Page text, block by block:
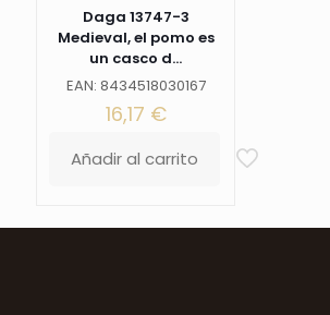
Daga 13747-3
Medieval, el pomo es
un casco d...
EAN: 8434518030167
16,17 €
Añadir al carrito